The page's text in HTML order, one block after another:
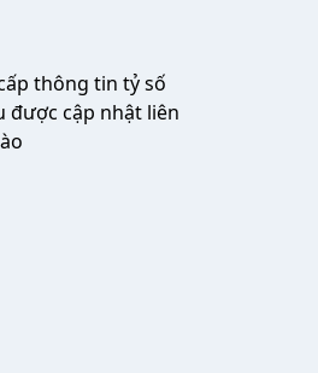
thông tin tỷ số
được cập nhật liên